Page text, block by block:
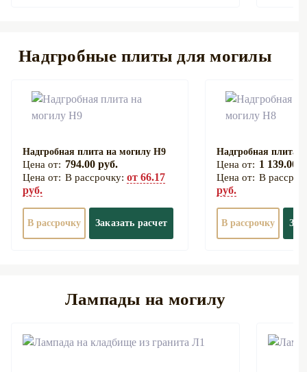
Надгробные плиты для могилы
Надгробная плита на могилу Н9
794.00 руб.
В рассрочку: от 66.17
руб.
В рассрочку Заказать расчет
Надгробная плита
1 139.00
В
руб.
В рассрочку
Лампады на могилу